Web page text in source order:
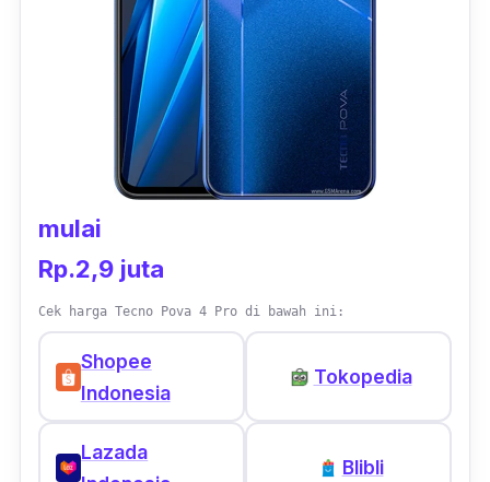
Tak hanya koneksi 5G saja, fitur kekinian
yang banyak dipakai untuk pembayaran
digital yaitu NFC juga sudah tersemat di HP
Samsung 2 jutaan ini. Soal performa pun bisa
diandalkan, yang mana dibuktikan dengan
benchmark
-nya di platform AnTuTu yang
sukses menembus angka 300 ribuan.
Layarnya sendiri menggunakan panel PLS
LCD berukuran 6.6 inch dengan
90Hz. Kamera utamanya berjumlah 3 buah
dengan konfigurasi 50 MP, f/1.8, (
MP, f/2.4, (macro ), dan 2 MP, f/2.4, (depth
Untuk kamera selfie yang disematkan
memiliki resolusi 13MP. Baterainya
mulai
Rp.2,9 juta
Cek harga Tecno Pova 4 Pro di bawah ini:
Shopee
Indonesia
Tokopedia
Lazada
Blibli